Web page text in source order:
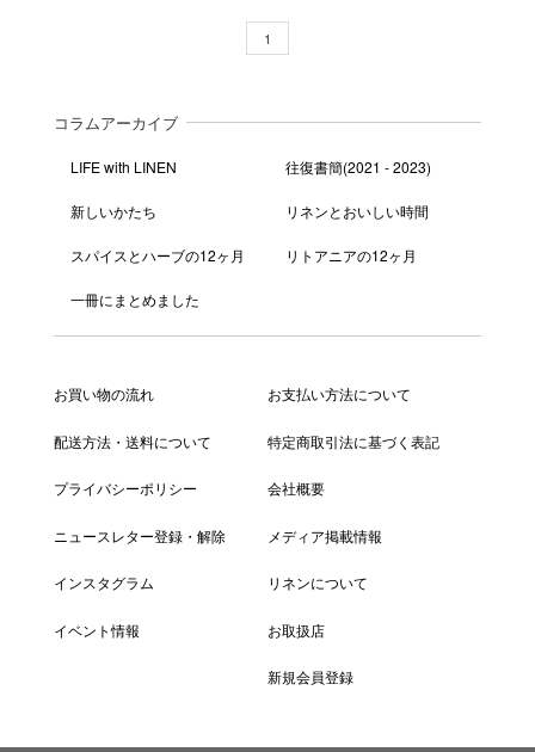
1
コラムアーカイブ
LIFE with LINEN 往復書簡(2021 - 2023)
新しいかたち リネンとおいしい時間
スパイスとハーブの12ヶ月 リトアニアの12ヶ月
一冊にまとめました
お買い物の流れ お支払い方法について
配送方法・送料について 特定商取引法に基づく表記
プライバシーポリシー 会社概要
ニュースレター登録・解除 メディア掲載情報
インスタグラム リネンについて
イベント情報 お取扱店
新規会員登録